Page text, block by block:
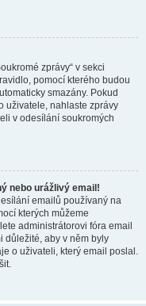
zprávy“ v sekci
pomocí kterého budou
smazány. Pokud
uživatele, nahlaste zprávy
v odesílání soukromých
nebo urážlivý email!
emailů používaný na
kterých můžeme
administrátorovi fóra email
důležité, aby v něm byly
o uživateli, který email poslal.